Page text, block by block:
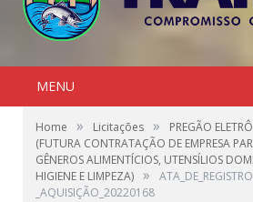
MENU
Home » Licitações »
PREGÃO
(FUTURA CONTRATAÇÃO DE EMPRESA
GÊNEROS ALIMENTÍCIOS, UTENSÍLIOS
HIGIENE E LIMPEZA) »
_AQUISIÇÃO_20220168